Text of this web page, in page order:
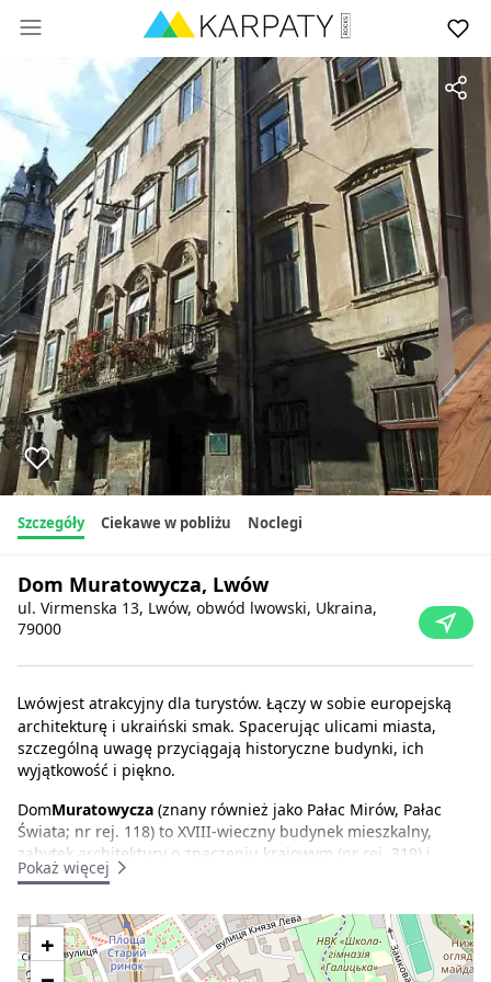
Szczegóły Ciekawe w pobliżu Noclegi
Dom Muratowycza, Lwów
ul. Virmenska 13, Lwów, obwód lwowski, Ukraina,
79000
Lwówjest atrakcyjny dla turystów. Łączy w sobie europejską
architekturę i ukraiński smak. Spacerując ulicami miasta,
szczególną uwagę przyciągają historyczne budynki, ich
wyjątkowość i piękno.
DomMuratowycza (znany również jako Pałac Mirów, Pałac
Świata; nr rej. 118) to XVIII-wieczny budynek mieszkalny,
zabytek architektury o znaczeniu krajowym (nr rej. 319) i
zabytek historyczny o znaczeniu lokalnym (nr rej. 1281).
Virmenskiej, pod numerem 13.
W miejscu, gdzie stoi współczesny budynek nr 13, pierwotnie
Pokaż więcej
+